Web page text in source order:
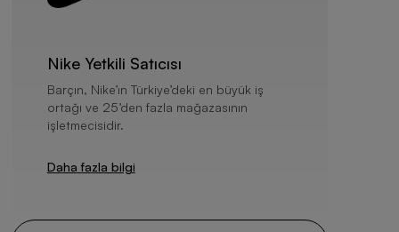
Nike Yetkili Satıcısı
Barçın, Nike’ın Türkiye’deki en büyük iş
ortağı ve 25’den fazla mağazasının
işletmecisidir.
Daha fazla bilgi